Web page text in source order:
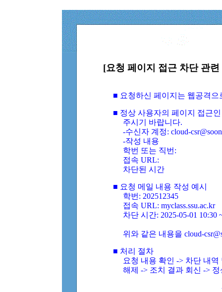
[요청 페이지 접근 차단 관
■ 요청하신 페이지는 웹공격
■ 정상 사용자의 페이지 접근
주시기 바랍니다.
-수신자 계정: cloud-
-작성 내용
학번 또는 직번:
접속 URL:
차단된 시간
■ 요청 메일 내용 작성 예시
학번: 202512345
접속 URL: myclass.ssu.ac.kr
차단 시간: 2025-05-01 10:30
위와 같은 내용을 cloud-
■ 처리 절차
요청 내용 확인 -> 차단 내
해제 -> 조치 결과 회신 ->